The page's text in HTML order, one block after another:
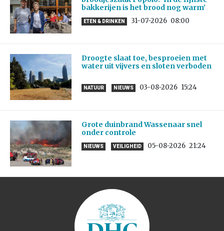
bakkerijen is het brood nog warm’
ETEN & DRINKEN 31-07-2026 08:00
Droogte slaat toe, besproeien met
water uit vijvers en sloten verboden
NATUUR NIEUWS 03-08-2026 15:24
Grote duinbrand Wassenaar snel
onder controle
NIEUWS VEILIGHEID 05-08-2026 21:24